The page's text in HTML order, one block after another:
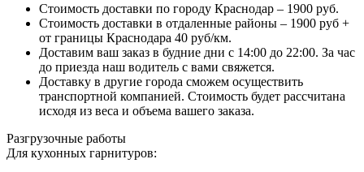
Стоимость доставки по городу Краснодар – 1900 руб.
Стоимость доставки в отдаленные районы – 1900 руб +
от границы Краснодара 40 руб/км.
Доставим ваш заказ в будние дни с 14:00 до 22:00. За час
до приезда наш водитель с вами свяжется.
Доставку в другие города сможем осуществить
транспортной компанией. Стоимость будет рассчитана
исходя из веса и объема вашего заказа.
Разгрузочные работы
Для кухонных гарнитуров: